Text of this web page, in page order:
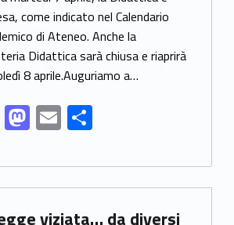
d
o
n
l e
come indicato nel Calendario
di Ateneo. Anche la
Didattica sarà chiusa e riaprirà
8 aprile.Auguriamo a…
ac
M
as
to
d
E
m
ai
l
S
ar
e
61923 viziata… da diversi